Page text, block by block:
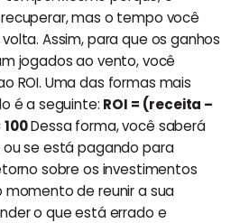
mas o tempo você
Assim, para que os ganhos
jogados ao vento, você
ROI. Uma das formas mais
é a seguinte: ROI = (receita –
Dessa forma, você saberá
se está pagando para
sobre os investimentos
de reunir a sua
o que está errado e